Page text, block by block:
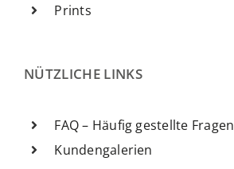
Prints
NÜTZLICHE LINKS
FAQ – Häufig gestellte Fragen
Kundengalerien